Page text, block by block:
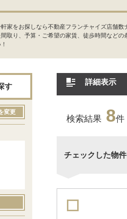
家をお探しなら不動産フランチャイズ店舗
取り、予算・ご希望の家賃、徒歩時間など
詳細表示
検索結果 8件
チェックした物
す
変更